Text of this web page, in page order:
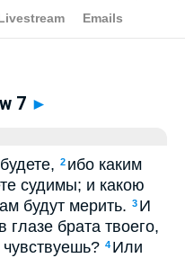
7
7 ►
2 ибо каким
судимы; и какою
будут мерить. 3 И
глазе брата твоего,
4 Или